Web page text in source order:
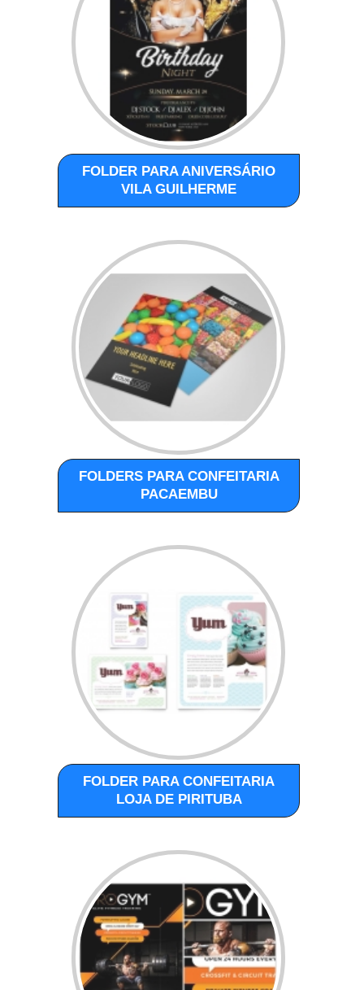
FOLDER PARA ANIVERSÁRIO
VILA GUILHERME
FOLDERS PARA CONFEITARIA
PACAEMBU
FOLDER PARA CONFEITARIA
LOJA DE PIRITUBA